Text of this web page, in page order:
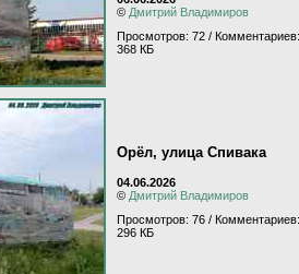
© Дмитрий Владимиров
Просмотров: 72 /
368 КБ
Орёл, улица Спивака
04.06.2026
© Дмитрий Владимиров
Просмотров: 76 /
296 КБ